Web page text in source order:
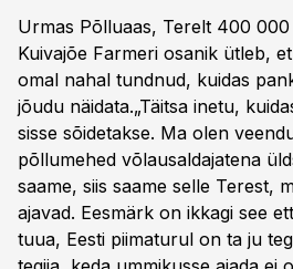
Urmas Põlluaas, Terelt 400
Kuivajõe Farmeri osanik ütleb,
omal nahal tundnud, kuidas
jõudu näidata.„Täitsa inetu,
sisse sõidetakse. Ma olen
põllumehed võlausaldajatena
saame, siis saame selle Terest,
ajavad. Eesmärk on ikkagi see
tuua, Eesti piimaturul on ta ju